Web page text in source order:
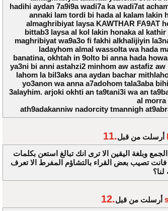
hadihi aydan 7a9i9a wadi7a ka wadi7at
annaki lam tordi bi hada al kalam lakin
almaghribiyat laysa KAWTHAR FA9AT
bittab3 laysa al kol lakin honaka al
maghribiyat wa9a3o fi fakhi alkhalijiyin
ladayhom almal wassolta wa hada
banatina, okhtah in 9olto bi anna hada
ya3ni bi anni astahzi2 minhom aw astafiz
lahom la bil3aks ana aydan bachar
yo3anon wa anna a7adohom tala3aba
3alayhim. arjoki okhti an ta9tani3i wa an
al morra
ath9adakanniw nadorcity tmannigh
11.
وبلغة اليقين الا ترى انك تبالغ استعن بكلمات
تصيب بعض القراء بالتشاؤم المفرط الا تعرف
لنا؟
12.